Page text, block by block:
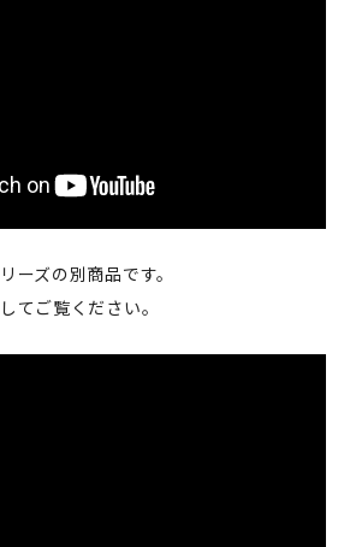
ーズの別商品です。
てご覧ください。